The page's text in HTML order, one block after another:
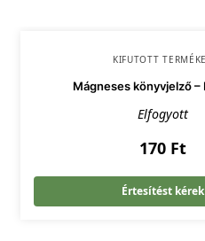
KIFUTOTT
Mágneses könyvjelző –
Elfogyott
170 Ft
Értesítést kérek